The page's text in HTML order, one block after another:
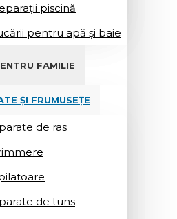
piscină
pentru apă și baie
FAMILIE
ȘI FRUMUSEȚE
de ras
de tuns